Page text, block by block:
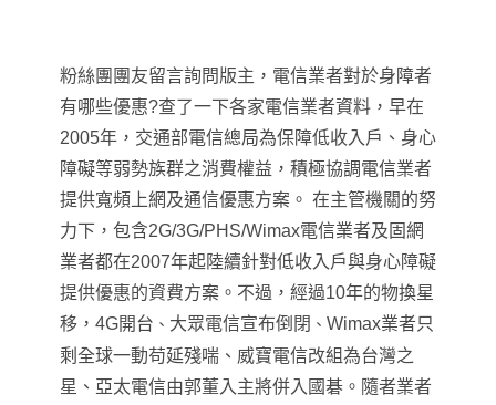
粉絲團團友留言詢問版主，電信業者對於身障者
有哪些優惠?查了一下各家電信業者資料，早在
2005年 ， 交通部電信總局為保障低收入戶、身心
障礙等弱勢族群之消費權益， 積極協調電信業者
提供寬頻上網及通信優惠方案。 在主管機關的努
力下 ， 包含2G/3G/PHS/Wimax電信業者及固網
業者都在2007年起陸續針對低收入戶與身心障礙
提供優惠的資費方案 。不過 ，經過10年的物換星
移 ，4G開台 、 大眾電信宣布倒閉 、 Wimax業者只
剩全球一動苟延殘喘 、 威寶電信改組為台灣之
星 、 亞太電信由郭董入主將併入國碁。 隨者業者